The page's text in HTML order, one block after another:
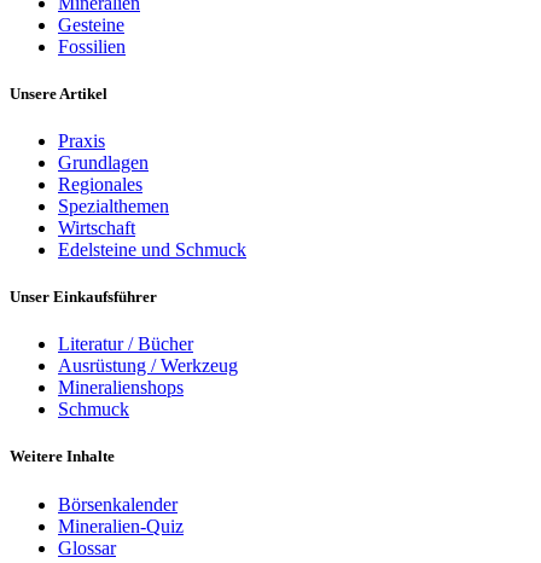
Gesteine
Fossilien
Unsere Artikel
Praxis
Grundlagen
Regionales
Spezialthemen
Wirtschaft
Edelsteine und Schmuck
Unser Einkaufsführer
Literatur / Bücher
Ausrüstung / Werkzeug
Mineralienshops
Schmuck
Weitere Inhalte
Börsenkalender
Mineralien-Quiz
Glossar